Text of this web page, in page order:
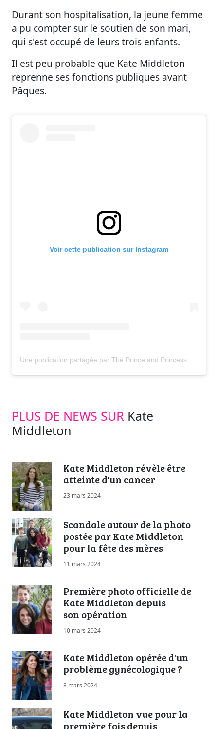
Durant son hospitalisation, la jeune femme
a pu compter sur le soutien de son mari,
qui s'est occupé de leurs trois enfants.
Il est peu probable que Kate Middleton
reprenne ses fonctions publiques avant
Pâques.
Voir cette publication sur Instagram
Une publication partagée par The Prince and Princess of Wales (@princeandprincessofwales)
PLUS DE NEWS SUR Kate
Middleton
Kate Middleton révèle être
atteinte d'un cancer
23 mars 2024
Scandale autour de la photo
postée par Kate Middleton
pour la fête des mères
11 mars 2024
Première photo officielle de
Kate Middleton depuis
son opération
10 mars 2024
Kate Middleton opérée d'un
problème gynécologique ?
8 mars 2024
Kate Middleton vue pour la
première fois depuis